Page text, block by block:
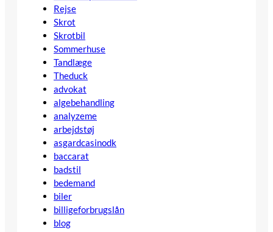
Rejse
Skrot
Skrotbil
Sommerhuse
Tandlæge
Theduck
advokat
algebehandling
analyzeme
arbejdstøj
asgardcasinodk
baccarat
badstil
bedemand
biler
billigeforbrugslån
blog